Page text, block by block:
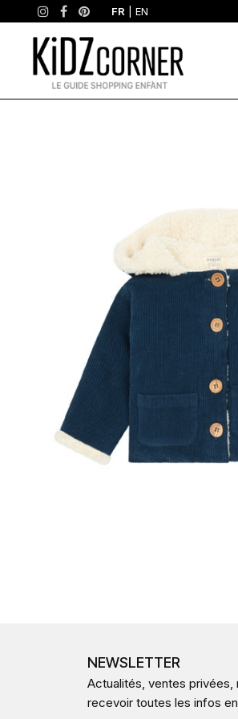
FR |EN
Pourquoi
NEWSLETTER
Actualités, ventes
recevoir toutes les infos